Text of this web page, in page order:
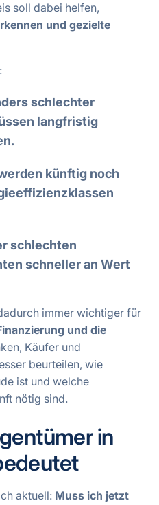
soll dabei helfen,
und gezielte
schlechter
langfristig
künftig noch
schlechten
schneller an Wert
immer wichtiger für
und die
Käufer und
beurteilen, wie
ist und welche
nötig sind.
in
aktuell: Muss ich jetzt